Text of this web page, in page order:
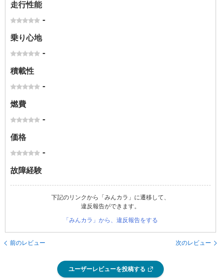
走行性能
-
乗り心地
-
積載性
-
燃費
-
価格
-
故障経験
下記のリンクから「みんカラ」に遷移して、
違反報告ができます。
「みんカラ」から、違反報告をする
前のレビュー 次のレビュー
ユーザーレビューを投稿する